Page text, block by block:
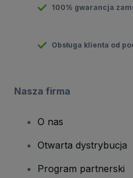
100% gwarancja
Obsługa klienta od
Nasza firma
O nas
Otwarta dystrybucja
Program partnerski